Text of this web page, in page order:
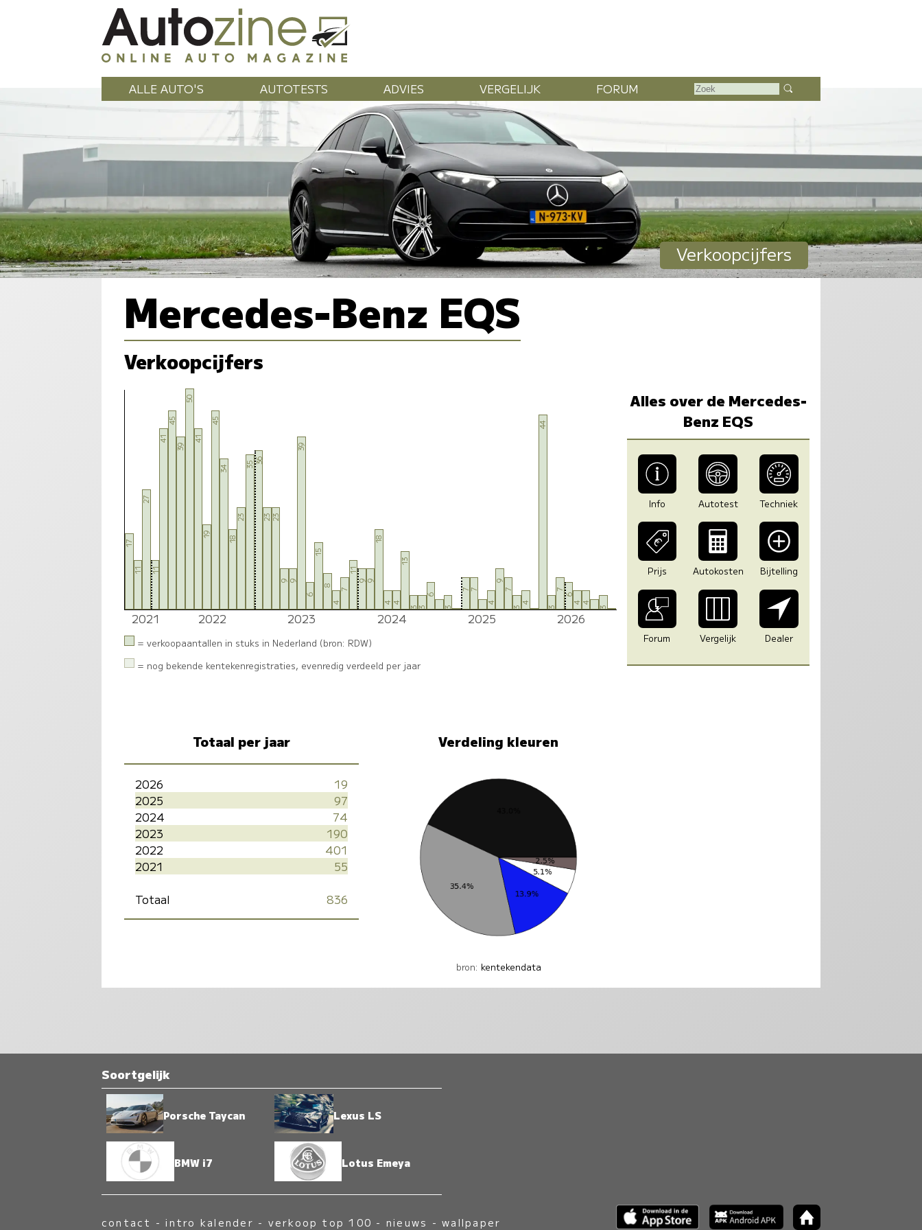
ALLE AUTO'S AUTOTESTS ADVIES VERGELIJK FORUM
Verkoopcijfers
Mercedes-Benz EQS
Verkoopcijfers
17
11
27
11
41
45
39
50
41
19
45
34
18
23
35
36
23 23
9 9
39
6
15
8
4
7
11
99
18
4 4
13
3 3
6
3
77
4
9
7
3
4
44
3
7
6
4 4
3
2021 2022 2023 2024 2025 2026
= verkoopaantallen in stuks in Nederland (bron: RDW)
= nog bekende kentekenregistraties, evenredig verdeeld per jaar
Totaal per jaar
2026
19
2025
97
2024
74
2023
190
2022
401
2021
55
Totaal
836
Verdeling kleuren
bron: kentekendata
Alles over de Mercedes-
Benz EQS
Info Autotest Techniek
Prijs Autokosten Bijtelling
Forum Vergelijk Dealer
Soortgelijk
Porsche Taycan Lexus LS
BMW i7 Lotus Emeya
contact -intro kalender - verkoop top 100 - nieuws -wallpaper